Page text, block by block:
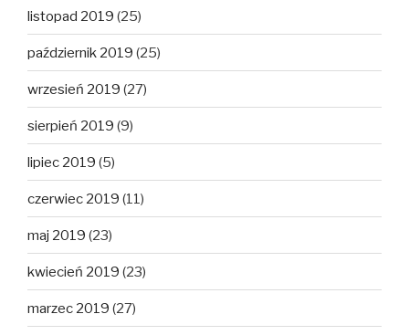
listopad 2019 (25)
październik 2019 (25)
wrzesień 2019 (27)
sierpień 2019 (9)
lipiec 2019 (5)
czerwiec 2019 (11)
maj 2019 (23)
kwiecień 2019 (23)
marzec 2019 (27)